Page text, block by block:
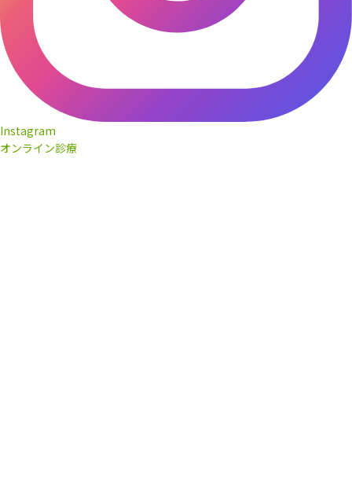
Instagram
オンライン診療